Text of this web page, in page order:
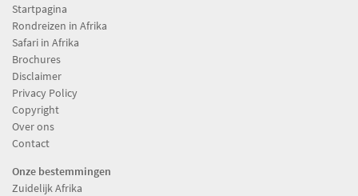
Startpagina
Rondreizen in Afrika
Safari in Afrika
Brochures
Disclaimer
Privacy Policy
Copyright
Over ons
Contact
Onze bestemmingen
Zuidelijk Afrika